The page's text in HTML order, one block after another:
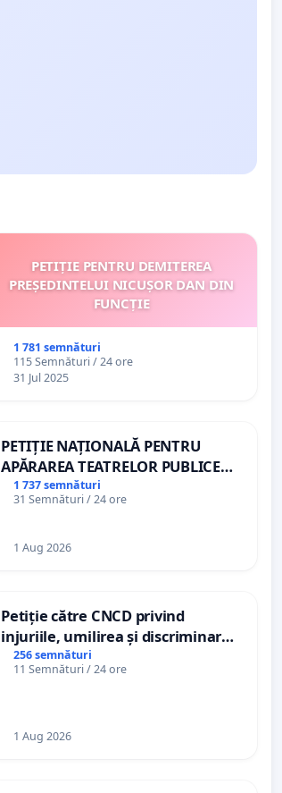
PETIȚIE PENTRU DEMITEREA
PREȘEDINTELUI NICUȘOR DAN DIN
FUNCȚIE
1 781 semnături
115 Semnături / 24 ore
31 Jul 2025
PETIȚIE NAȚIONALĂ PENTRU
APĂRAREA TEATRELOR PUBLICE
DE REPERTORIU DIN ROMÂNIA
1 737 semnături
31 Semnături / 24 ore
1 Aug 2026
Petiție către CNCD privind
injuriile, umilirea și discriminarea
persoanelor cu dizabilități de
către utilizatorul TikTok „Gorici”
256 semnături
11 Semnături / 24 ore
1 Aug 2026